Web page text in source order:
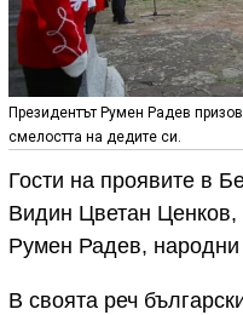
Президентът Румен Радев
смелостта на дедите си.
Гости на проявите в
Видин Цветан Ценков,
Румен Радев, народни
В своята реч